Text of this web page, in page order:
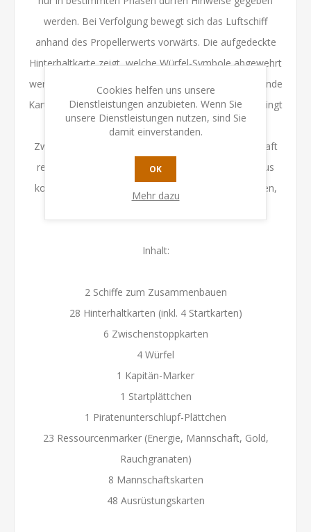
werden. Bei Verfolgung bewegt sich das Luftschiff
anhand des Propellerwerts vorwärts. Die aufgedeckte
Hinterhaltkarte zeigt, welche Würfel-Symbole abgewehrt
werden müssen. Reihum versuchen die Spieler passende
Karten zu spielen oder Rauchgranaten zu nutzen. Gelingt
dies nicht, verliert das Schiff Energie. Bei
Zwischenstopps wird Ausrüstung gekauft, Mannschaft
reaktiviert und der Pirat rückt vor. Im Expertenmodus
kommt es zu einem finalen Kampf gegen den Piraten,
Inhalt:
2 Schiffe zum Zusammenbauen
28 Hinterhaltkarten (inkl. 4 Startkarten)
6 Zwischenstoppkarten
4 Würfel
1 Kapitän-Marker
1 Startplättchen
1 Piratenunterschlupf-Plättchen
23 Ressourcenmarker (Energie, Mannschaft, Gold,
Rauchgranaten)
8 Mannschaftskarten
48 Ausrüstungskarten
Cookies helfen uns unsere
Dienstleistungen anzubieten. Wenn Sie
unsere Dienstleistungen nutzen, sind Sie
damit einverstanden.
OK
Mehr dazu